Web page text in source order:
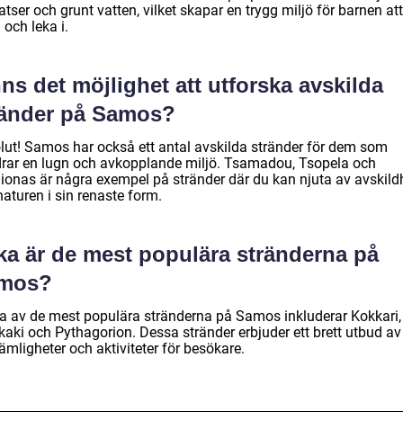
och grunt vatten, vilket skapar en trygg miljö för barnen att
och leka i.
det möjlighet att utforska avskilda
på Samos?
Samos har också ett antal avskilda stränder för dem som
en lugn och avkopplande miljö. Tsamadou, Tsopela och
är några exempel på stränder där du kan njuta av
i sin renaste form.
är de mest populära stränderna på
av de mest populära stränderna på Samos inkluderar Kokkari,
och Pythagorion. Dessa stränder erbjuder ett brett utbud av
och aktiviteter för besökare.